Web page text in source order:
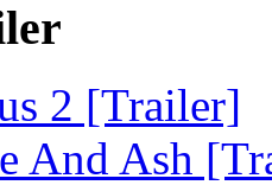
2 [Trailer]
And Ash